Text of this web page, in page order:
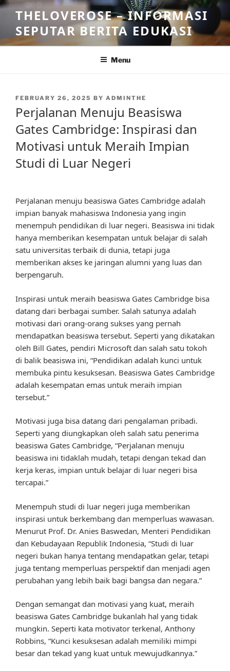
Skip
content
THELOVEROSE – INFORMASI
SEPUTAR BERITA EDUKASI
Menu
POSTED
FEBRUARY 26, 2025 BY ADMINTHE
Perjalanan Menuju Beasiswa
Gates Cambridge: Inspirasi dan
Motivasi untuk Meraih Impian
Studi di Luar Negeri
Perjalanan menuju beasiswa Gates Cambridge adalah
impian banyak mahasiswa Indonesia yang ingin
menempuh pendidikan di luar negeri. Beasiswa ini tidak
hanya memberikan kesempatan untuk belajar di salah
satu universitas terbaik di dunia, tetapi juga
memberikan akses ke jaringan alumni yang luas dan
berpengaruh.
Inspirasi untuk meraih beasiswa Gates Cambridge bisa
datang dari berbagai sumber. Salah satunya adalah
motivasi dari orang-orang sukses yang pernah
mendapatkan beasiswa tersebut. Seperti yang dikatakan
oleh Bill Gates, pendiri Microsoft dan salah satu tokoh
di balik beasiswa ini, “Pendidikan adalah kunci untuk
membuka pintu kesuksesan. Beasiswa Gates Cambridge
adalah kesempatan emas untuk meraih impian
tersebut.”
Motivasi juga bisa datang dari pengalaman pribadi.
Seperti yang diungkapkan oleh salah satu penerima
beasiswa Gates Cambridge, “Perjalanan menuju
beasiswa ini tidaklah mudah, tetapi dengan tekad dan
kerja keras, impian untuk belajar di luar negeri bisa
tercapai.”
Menempuh studi di luar negeri juga memberikan
inspirasi untuk berkembang dan memperluas wawasan.
Menurut Prof. Dr. Anies Baswedan, Menteri Pendidikan
dan Kebudayaan Republik Indonesia, “Studi di luar
negeri bukan hanya tentang mendapatkan gelar, tetapi
juga tentang memperluas perspektif dan menjadi agen
perubahan yang lebih baik bagi bangsa dan negara.”
Dengan semangat dan motivasi yang kuat, meraih
beasiswa Gates Cambridge bukanlah hal yang tidak
mungkin. Seperti kata motivator terkenal, Anthony
Robbins, “Kunci kesuksesan adalah memiliki mimpi
besar dan tekad yang kuat untuk mewujudkannya.”